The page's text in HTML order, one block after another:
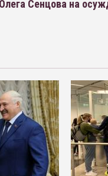
Сенцова на